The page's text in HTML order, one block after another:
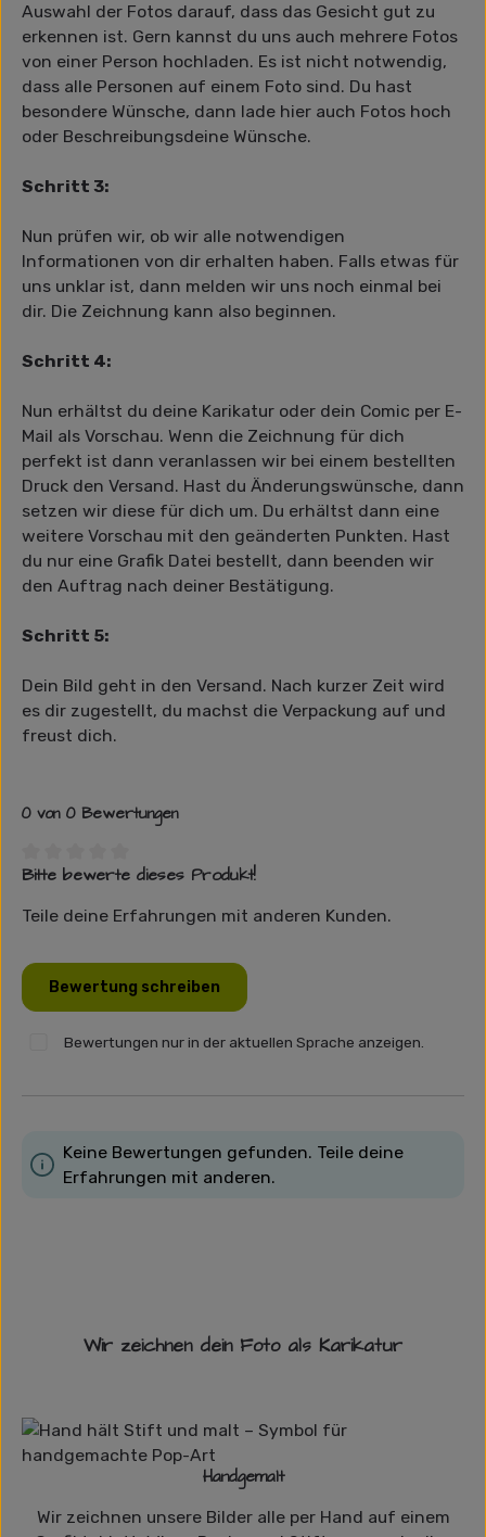
Auswahl der Fotos darauf, dass das Gesicht gut zu
erkennen ist. Gern kannst du uns auch mehrere Fotos
von einer Person hochladen. Es ist nicht notwendig,
dass alle Personen auf einem Foto sind. Du hast
besondere Wünsche, dann lade hier auch Fotos hoch
oder Beschreibungsdeine Wünsche.
Schritt 3:
Nun prüfen wir, ob wir alle notwendigen
Informationen von dir erhalten haben. Falls etwas für
uns unklar ist, dann melden wir uns noch einmal bei
dir. Die Zeichnung kann also beginnen.
Schritt 4:
Nun erhältst du deine Karikatur oder dein Comic per E-
Mail als Vorschau. Wenn die Zeichnung für dich
perfekt ist dann veranlassen wir bei einem bestellten
Druck den Versand. Hast du Änderungswünsche, dann
setzen wir diese für dich um. Du erhältst dann eine
weitere Vorschau mit den geänderten Punkten. Hast
du nur eine Grafik Datei bestellt, dann beenden wir
den Auftrag nach deiner Bestätigung.
Schritt 5:
Dein Bild geht in den Versand. Nach kurzer Zeit wird
es dir zugestellt, du machst die Verpackung auf und
freust dich.
0 von 0 Bewertungen
Durchschnittliche Bewertung von 0 von 5 Sternen
Bitte bewerte dieses Produkt!
Teile deine Erfahrungen mit anderen Kunden.
Bewertung schreiben
Bewertungen nur in der aktuellen Sprache anzeigen.
Keine Bewertungen gefunden. Teile deine
Erfahrungen mit anderen.
Wir zeichnen dein Foto als Karikatur
Handgemalt
Wir zeichnen unsere Bilder alle per Hand auf einem